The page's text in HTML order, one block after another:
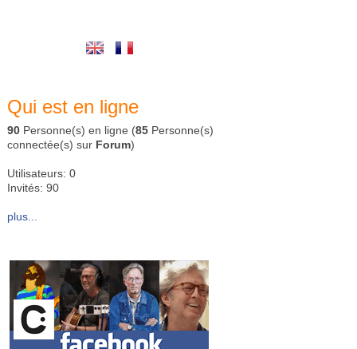
Qui est en ligne
90 Personne(s) en ligne (85 Personne(s)
connectée(s) sur Forum)
Utilisateurs: 0
Invités: 90
plus...